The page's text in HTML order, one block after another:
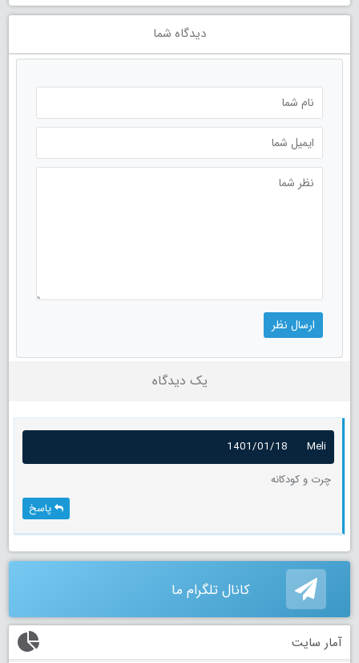
دیدگاه شما
یک دیدگاه
Meli
1401/01/18
چرت و کودکانه
پاسخ
کانال تلگرام ما
آمار سایت